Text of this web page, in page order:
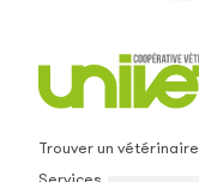
Trouver un vétérinaire